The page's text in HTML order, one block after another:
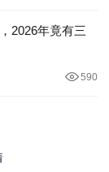
2026年竟有三
590